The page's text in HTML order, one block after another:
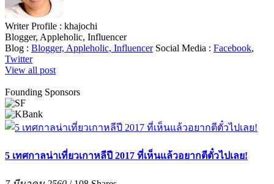
Writer Profile : khajochi
Blogger, Appleholic, Influencer
Blog : Blogger, Appleholic, Influencer Social Media : Facebook,
Twitter
View all post
Founding Sponsors
5 เทศกาลน่าเที่ยวเกาหลีปี 2017 ที่เห็นแล้วอยากตีตั๋วไปเลย!